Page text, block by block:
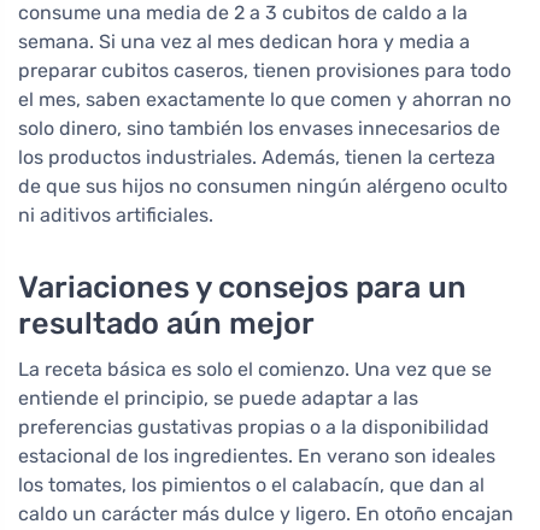
consume una media de 2 a 3 cubitos de caldo a la
semana. Si una vez al mes dedican hora y media a
preparar cubitos caseros, tienen provisiones para todo
el mes, saben exactamente lo que comen y ahorran no
solo dinero, sino también los envases innecesarios de
los productos industriales. Además, tienen la certeza
de que sus hijos no consumen ningún alérgeno oculto
ni aditivos artificiales.
Variaciones y consejos para un
resultado aún mejor
La receta básica es solo el comienzo. Una vez que se
entiende el principio, se puede adaptar a las
preferencias gustativas propias o a la disponibilidad
estacional de los ingredientes. En verano son ideales
los tomates, los pimientos o el calabacín, que dan al
caldo un carácter más dulce y ligero. En otoño encajan